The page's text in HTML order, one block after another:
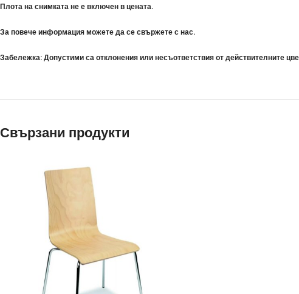
Плота на снимката не е включен в цената.
За повече информация можете да се свържете с нас.
Забележка: Допустими са отклонения или несъответствия от действителните
Свързани продукти